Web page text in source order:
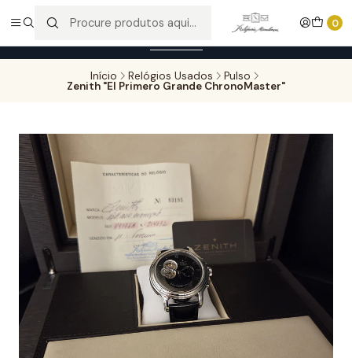
0
Entregas gratuitas para compras superiores a 100,00€ - Todas as
encomendas serão sujeitas a confirmação de stock.
Início Relógios Usados Pulso
Zenith "El Primero Grande ChronoMaster"